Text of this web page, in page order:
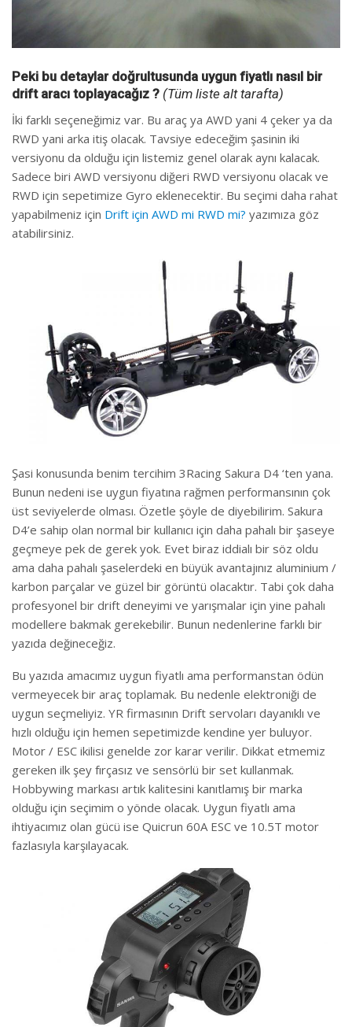
Peki bu detaylar doğrultusunda uygun fiyatlı nasıl bir
drift aracı toplayacağız ? (Tüm liste alt tarafta)
İki farklı seçeneğimiz var. Bu araç ya AWD yani 4 çeker ya da
RWD yani arka itiş olacak. Tavsiye edeceğim şasinin iki
versiyonu da olduğu için listemiz genel olarak aynı kalacak.
Sadece biri AWD versiyonu diğeri RWD versiyonu olacak ve
RWD için sepetimize Gyro eklenecektir. Bu seçimi daha rahat
yapabilmeniz için Drift için AWD mi RWD mi? yazımıza göz
atabilirsiniz.
Şasi konusunda benim tercihim 3Racing Sakura D4 ‘ten yana.
Bunun nedeni ise uygun fiyatına rağmen performansının çok
üst seviyelerde olması. Özetle şöyle de diyebilirim. Sakura
D4’e sahip olan normal bir kullanıcı için daha pahalı bir şaseye
geçmeye pek de gerek yok. Evet biraz iddialı bir söz oldu
ama daha pahalı şaselerdeki en büyük avantajınız aluminium /
karbon parçalar ve güzel bir görüntü olacaktır. Tabi çok daha
profesyonel bir drift deneyimi ve yarışmalar için yine pahalı
modellere bakmak gerekebilir. Bunun nedenlerine farklı bir
yazıda değineceğiz.
Bu yazıda amacımız uygun fiyatlı ama performanstan ödün
vermeyecek bir araç toplamak. Bu nedenle elektroniği de
uygun seçmeliyiz. YR firmasının Drift servoları dayanıklı ve
hızlı olduğu için hemen sepetimizde kendine yer buluyor.
Motor / ESC ikilisi genelde zor karar verilir. Dikkat etmemiz
gereken ilk şey fırçasız ve sensörlü bir set kullanmak.
Hobbywing markası artık kalitesini kanıtlamış bir marka
olduğu için seçimim o yönde olacak. Uygun fiyatlı ama
ihtiyacımız olan gücü ise Quicrun 60A ESC ve 10.5T motor
fazlasıyla karşılayacak.